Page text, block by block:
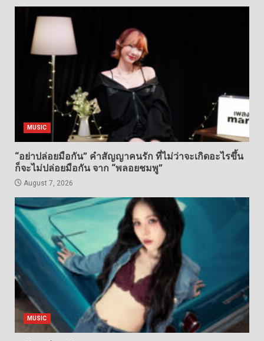
MUSIC
“อย่าปล่อยมือกัน” คำสัญญาคนรัก ที่ไม่ว่าจะเกิดอะไรขึ้น
ก็จะไม่ปล่อยมือกัน จาก “พลอยชมพู”
August 7, 2026
MUSIC